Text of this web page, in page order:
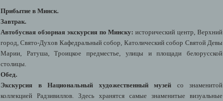
Прибытие в Минск.
Завтрак.
Автобусная обзорная экскурсия по Минску:исторический центр, Верхний
город, Свято-Духов Кафедральный собор, Католический собор Святой Девы
Марии, Ратуша, Троицкое предместье, улицы и площади белорусской
столицы.
Обед.
Экскурсия в Национальный художественный музей со знаменитой
коллекцией Радзивиллов. Здесь хранятся самые знаменитые визуальные